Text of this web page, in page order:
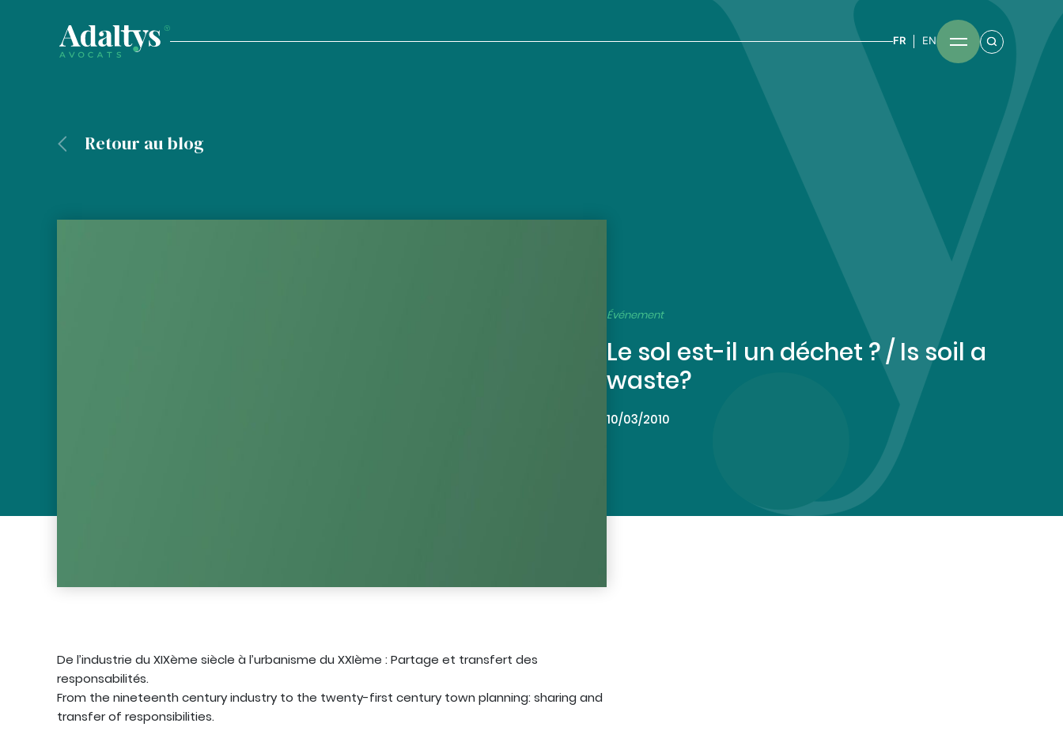
FR EN
Retour au blog
Événement
Le sol est-il un déchet ? / Is soil a
waste?
10/03/2010
De l’industrie du XIXème siècle à l’urbanisme du XXIème : Partage et transfert des
responsabilités.
From the nineteenth century industry to the twenty-first century town planning: sharing and
transfer of responsibilities.